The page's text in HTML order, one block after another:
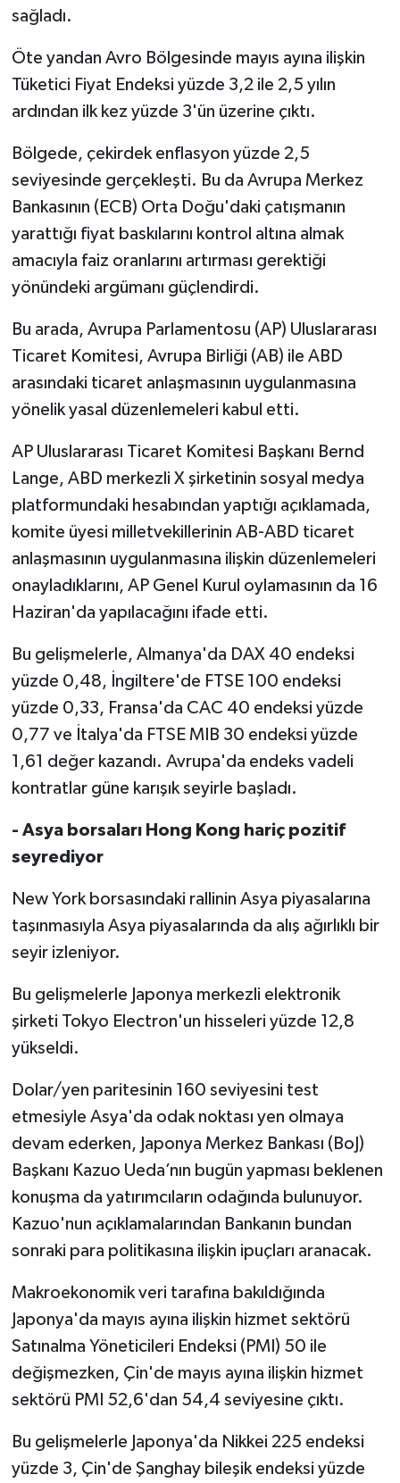
sağladı.
Öte yandan Avro Bölgesinde mayıs ayına ilişkin
Tüketici Fiyat Endeksi yüzde 3,2 ile 2,5 yılın
ardından ilk kez yüzde 3'ün üzerine çıktı.
Bölgede, çekirdek enflasyon yüzde 2,5
seviyesinde gerçekleşti. Bu da Avrupa Merkez
Bankasının (ECB) Orta Doğu'daki çatışmanın
yarattığı fiyat baskılarını kontrol altına almak
amacıyla faiz oranlarını artırması gerektiği
yönündeki argümanı güçlendirdi.
Bu arada, Avrupa Parlamentosu (AP) Uluslararası
Ticaret Komitesi, Avrupa Birliği (AB) ile ABD
arasındaki ticaret anlaşmasının uygulanmasına
yönelik yasal düzenlemeleri kabul etti.
AP Uluslararası Ticaret Komitesi Başkanı Bernd
Lange, ABD merkezli X şirketinin sosyal medya
platformundaki hesabından yaptığı açıklamada,
komite üyesi milletvekillerinin AB-ABD ticaret
anlaşmasının uygulanmasına ilişkin düzenlemeleri
onayladıklarını, AP Genel Kurul oylamasının da 16
Haziran'da yapılacağını ifade etti.
Bu gelişmelerle, Almanya'da DAX 40 endeksi
yüzde 0,48, İngiltere'de FTSE 100 endeksi
yüzde 0,33, Fransa'da CAC 40 endeksi yüzde
0,77 ve İtalya'da FTSE MIB 30 endeksi yüzde
1,61 değer kazandı. Avrupa'da endeks vadeli
kontratlar güne karışık seyirle başladı.
- Asya borsaları Hong Kong hariç pozitif
seyrediyor
New York borsasındaki rallinin Asya piyasalarına
taşınmasıyla Asya piyasalarında da alış ağırlıklı bir
seyir izleniyor.
Bu gelişmelerle Japonya merkezli elektronik
şirketi Tokyo Electron'un hisseleri yüzde 12,8
yükseldi.
Dolar/yen paritesinin 160 seviyesini test
etmesiyle Asya'da odak noktası yen olmaya
devam ederken, Japonya Merkez Bankası (BoJ)
Başkanı Kazuo Ueda’nın bugün yapması beklenen
konuşma da yatırımcıların odağında bulunuyor.
Kazuo'nun açıklamalarından Bankanın bundan
sonraki para politikasına ilişkin ipuçları aranacak.
Makroekonomik veri tarafına bakıldığında
Japonya'da mayıs ayına ilişkin hizmet sektörü
Satınalma Yöneticileri Endeksi (PMI) 50 ile
değişmezken, Çin'de mayıs ayına ilişkin hizmet
sektörü PMI 52,6'dan 54,4 seviyesine çıktı.
Bu gelişmelerle Japonya'da Nikkei 225 endeksi
yüzde 3, Çin'de Şanghay bileşik endeksi yüzde